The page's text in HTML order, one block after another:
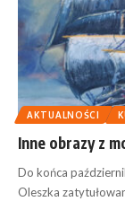
AKTUALNOŚCI
Inne obrazy z
Do końca
Oleszka